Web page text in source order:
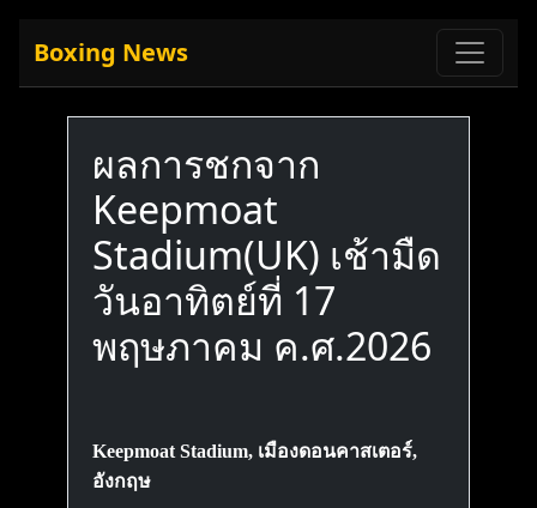
Boxing News
ผลการชกจาก
Keepmoat
Stadium(UK) เช้ามืด
วันอาทิตย์ที่ 17
พฤษภาคม ค.ศ.2026
Keepmoat Stadium, เมืองดอนคาสเตอร์,
อังกฤษ